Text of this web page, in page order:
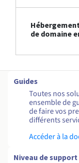
de domaine
Guides
Toutes nos
ensemble de
de faire vos
différents
Accéder à la
Niveau de support